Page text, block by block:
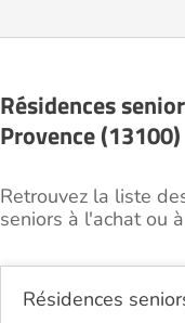
Résidences
Provence (13100)
Retrouvez la liste
seniors à l'achat ou
Résidences